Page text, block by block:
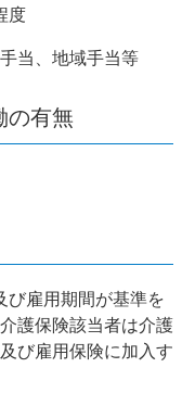
度
当、地域手当等
の有無
び雇用期間が基準を
護保険該当者は介護
び雇用保険に加入す